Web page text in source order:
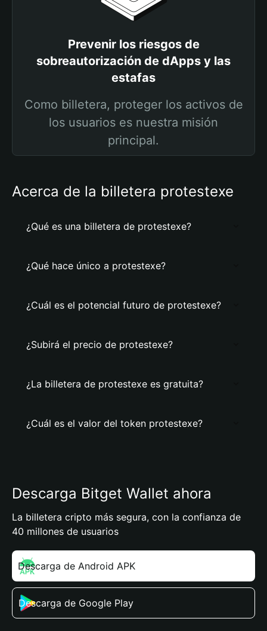
Prevenir los riesgos de
sobreautorización de dApps y las
estafas
Como billetera, proteger los activos de
los usuarios es nuestra misión
principal.
Acerca de la billetera protestexe
¿Qué es una billetera de protestexe?
¿Qué hace único a protestexe?
¿Cuál es el potencial futuro de protestexe?
¿Subirá el precio de protestexe?
¿La billetera de protestexe es gratuita?
¿Cuál es el valor del token protestexe?
Descarga Bitget Wallet ahora
La billetera cripto más segura, con la confianza de
40 millones de usuarios
Descarga de Android APK
Descarga de Google Play